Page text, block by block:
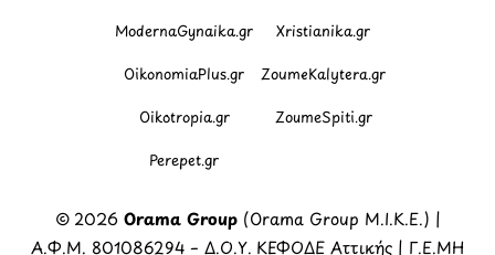
ModernaGynaika.gr Xristianika.gr
OikonomiaPlus.gr ZoumeKalytera.gr
Oikotropia.gr ZoumeSpiti.gr
Perepet.gr
© 2026 Orama Group(Orama Group Μ.Ι.Κ.Ε.) |
Α.Φ.Μ. 801086294 – Δ.Ο.Υ. ΚΕΦΟΔΕ Αττικής | Γ.Ε.ΜΗ